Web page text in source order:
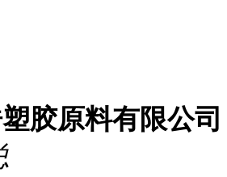
胶原料有限公司